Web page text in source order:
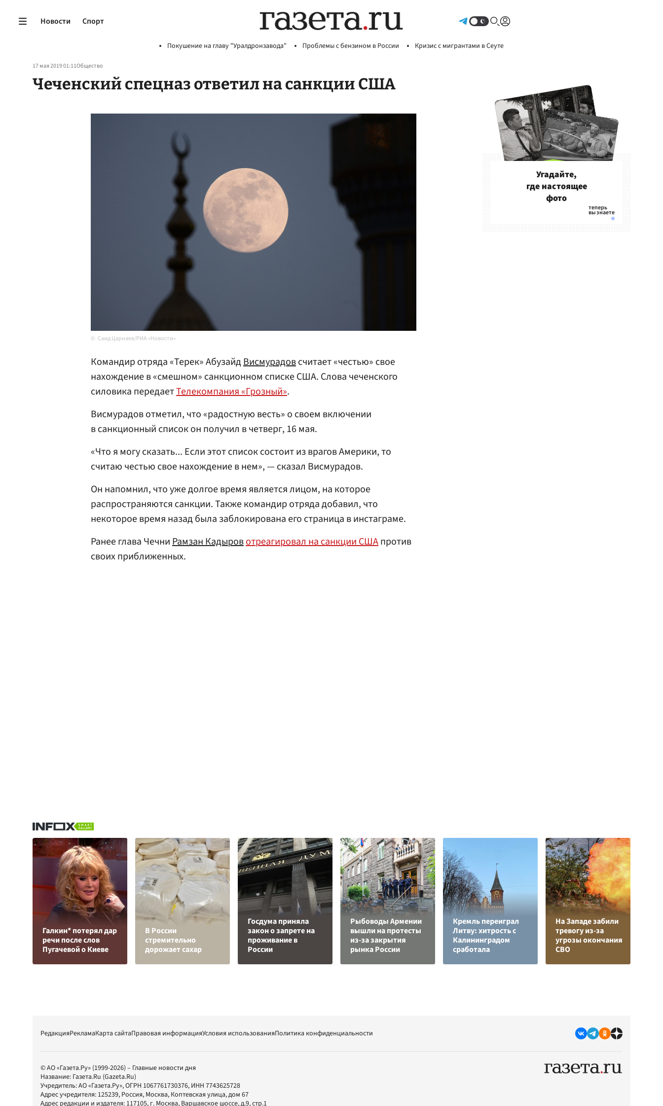
Новости Спорт
Покушение на главу "Уралдронзавода" Проблемы с бензином в России Кризис с мигрантами в Сеуте
17 мая 2019 01:11Общество
Чеченский спецназ ответил на санкции США
Саид Царнаев/РИА «Новости»
Командир отряда «Терек» АбузайдВисмурадовсчитает «честью» свое
нахождение в «смешном» санкционном списке США. Слова чеченского
силовика передаетТелекомпания «Грозный».
Висмурадов отметил, что «радостную весть» о своем включении
в санкционный список он получил в четверг, 16 мая.
«Что я могу сказать... Если этот список состоит из врагов Америки, то
считаю честью свое нахождение в нем», — сказал Висмурадов.
Он напомнил, что уже долгое время является лицом, на которое
распространяются санкции. Также командир отряда добавил, что
некоторое время назад была заблокирована его страница в инстаграме.
Ранее глава ЧечниРамзан Кадыровотреагировал на санкции СШАпротив
своих приближенных.
Угадайте,
где настоящее
фото
Галкин* потерял дар
речи после слов
Пугачевой о Киеве
В России
стремительно
дорожает сахар
Госдума приняла
закон о запрете на
проживание в
России
Рыбоводы Армении
вышли на протесты
из-за закрытия
рынка России
Кремль переиграл
Литву: хитрость с
Калининградом
сработала
На Западе забили
тревогу из-за
угрозы окончания
СВО
РедакцияРекламаКарта сайтаПравовая информацияУсловия использованияПолитика конфиденциальности
© АО «Газета.Ру» (1999-2026) – Главные новости дня
Название: Газета.Ru (Gazeta.Ru)
Учредитель:АО «Газета.Ру», ОГРН 1067761730376, ИНН 7743625728
Адрес учредителя: 125239, Россия, Москва, Коптевская улица, дом 67
Адрес редакции и издателя: 117105, г. Москва, Варшавское шоссе, д.9, стр.1